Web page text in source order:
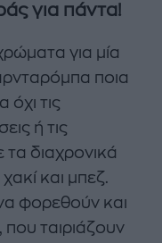
για πάντα!
για μία
ποια
όχι τις
ή τις
διαχρονικά
και μπεζ.
φορεθούν και
που ταιριάζουν